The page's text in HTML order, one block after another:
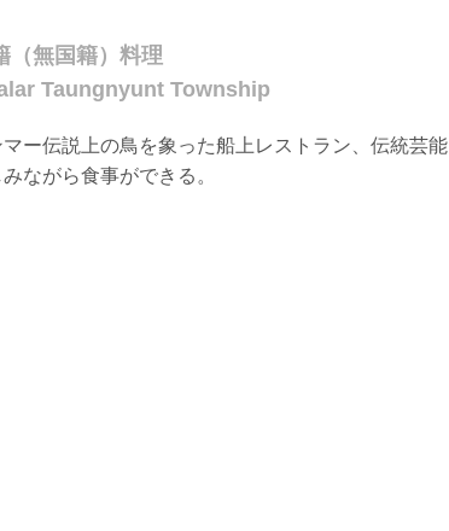
（無国籍）料理
Taungnyunt Township
マー伝説上の鳥を象った船上レストラン、伝統芸能
ながら食事ができる。